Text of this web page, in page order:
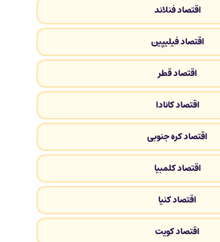
اقتصاد فنلاند
اقتصاد فیلیپین
اقتصاد قطر
اقتصاد کانادا
اقتصاد کره جنوبی
اقتصاد کلمبیا
اقتصاد کنیا
اقتصاد کویت